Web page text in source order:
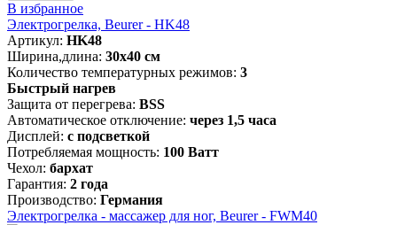
В избранное
Электрогрелка, Beurer - HK48
Артикул: HK48
Ширина,длина: 30х40 см
Количество температурных режимов: 3
Быстрый нагрев
Защита от перегрева: BSS
Автоматическое отключение: через 1,5 часа
Дисплей: с подсветкой
Потребляемая мощность: 100 Ватт
Чехол: бархат
Гарантия: 2 года
Производство: Германия
Электрогрелка - массажер для ног, Beurer - FWM40